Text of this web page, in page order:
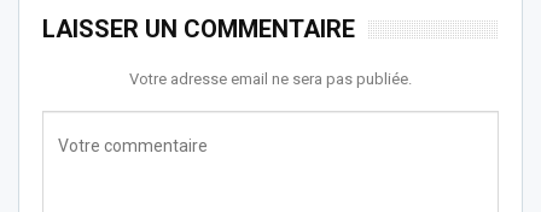
LAISSER UN COMMENTAIRE
Votre adresse email ne sera pas publiée.